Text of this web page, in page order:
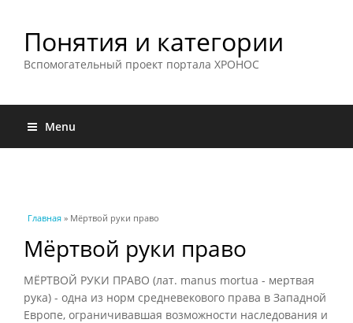
Понятия и категории
Вспомогательный проект портала ХРОНОС
Menu
Вы здесь
Главная » Мёртвой руки право
Мёртвой руки право
МЁРТВОЙ РУКИ ПРАВО (лат. manus mortua - мертвая
рука) - одна из норм средневекового права в Западной
Европе, ограничивавшая возможности наследования и